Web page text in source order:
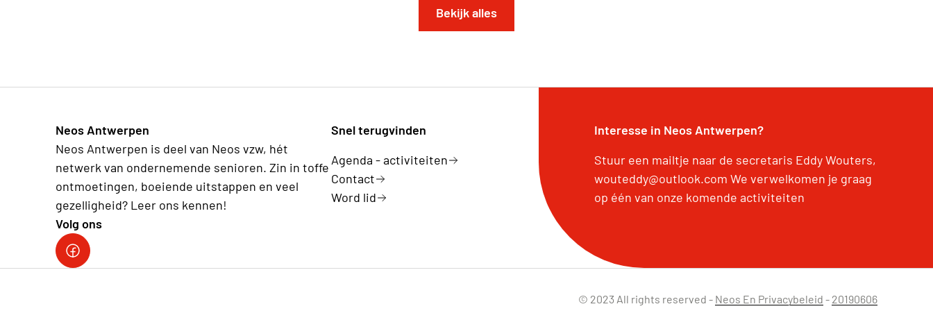
Bekijk alles
Neos Antwerpen
Neos Antwerpen is deel van Neos vzw, hét
netwerk van ondernemende senioren. Zin in toffe
ontmoetingen, boeiende uitstappen en veel
gezelligheid? Leer ons kennen!
Volg ons
Facebookpagina Neos Antwerpen
Snel terugvinden
Agenda - activiteiten
Contact
Word lid
Interesse in Neos Antwerpen?
Stuur een mailtje naar de secretaris Eddy Wouters,
wouteddy@outlook.com We verwelkomen je graag
op één van onze komende activiteiten
© 2023 All rights reserved - Neos En Privacybeleid - 20190606